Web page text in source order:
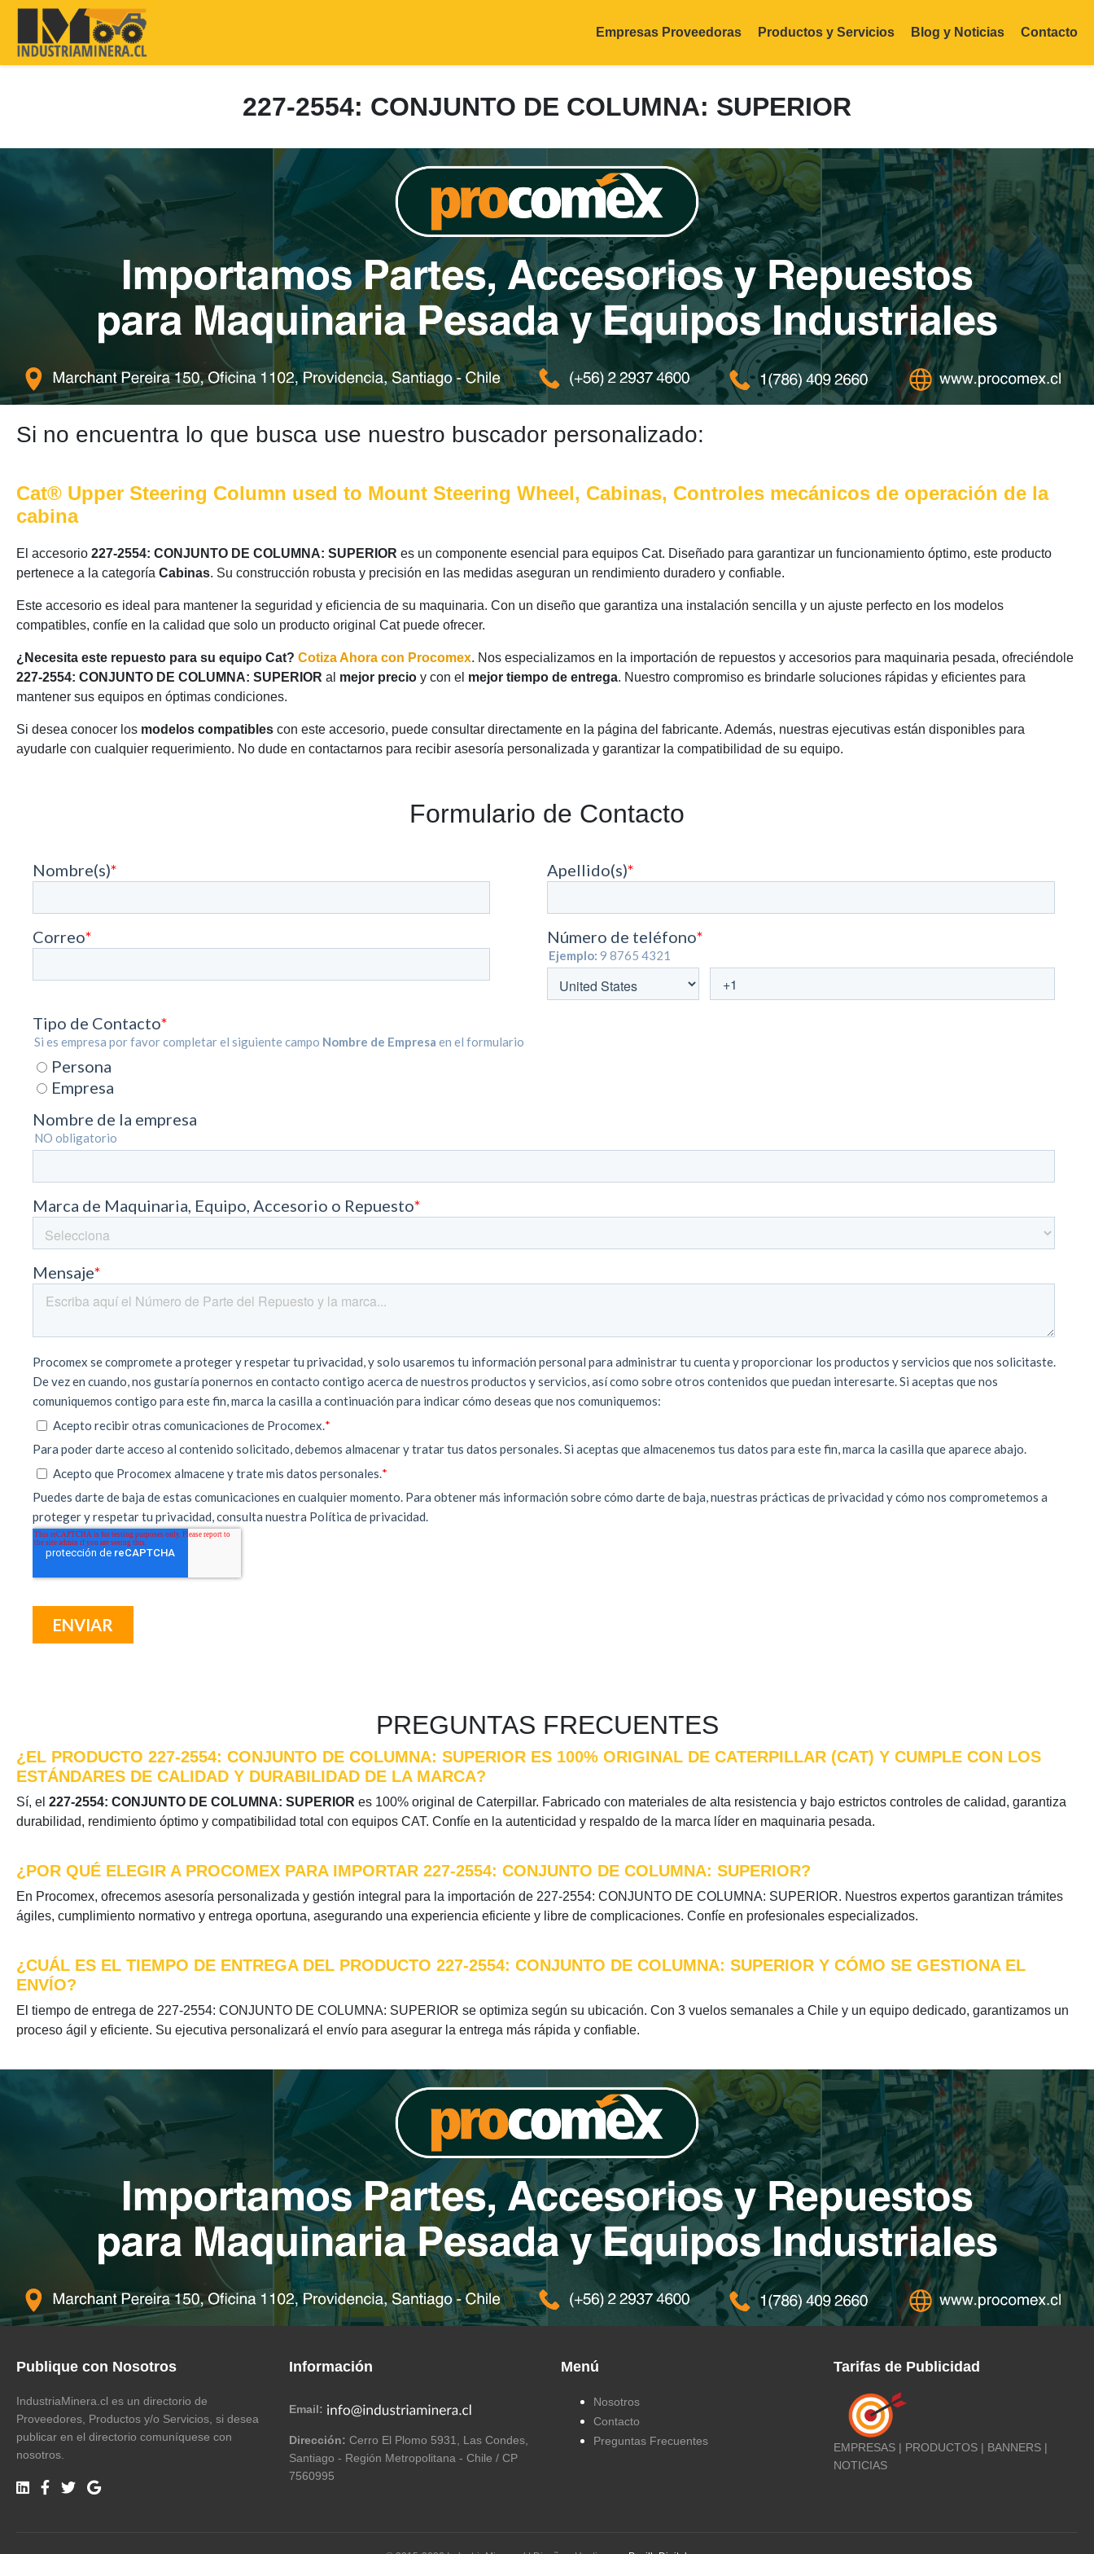
Empresas Proveedoras Productos y Servicios Blog y Noticias Contacto
227-2554: CONJUNTO DE COLUMNA: SUPERIOR
Si no encuentra lo que busca use nuestro buscador personalizado:
Cat® Upper Steering Column used to Mount Steering Wheel, Cabinas, Controles mecánicos de operación de la
cabina
El accesorio 227-2554: CONJUNTO DE COLUMNA: SUPERIOR es un componente esencial para equipos Cat. Diseñado para garantizar un funcionamiento óptimo, este producto
pertenece a la categoría Cabinas. Su construcción robusta y precisión en las medidas aseguran un rendimiento duradero y confiable.
Este accesorio es ideal para mantener la seguridad y eficiencia de su maquinaria. Con un diseño que garantiza una instalación sencilla y un ajuste perfecto en los modelos
compatibles, confíe en la calidad que solo un producto original Cat puede ofrecer.
¿Necesita este repuesto para su equipo Cat? Cotiza Ahora con Procomex. Nos especializamos en la importación de repuestos y accesorios para maquinaria pesada, ofreciéndole
227-2554: CONJUNTO DE COLUMNA: SUPERIOR al mejor precio y con el mejor tiempo de entrega. Nuestro compromiso es brindarle soluciones rápidas y eficientes para
mantener sus equipos en óptimas condiciones.
Si desea conocer los modelos compatibles con este accesorio, puede consultar directamente en la página del fabricante. Además, nuestras ejecutivas están disponibles para
ayudarle con cualquier requerimiento. No dude en contactarnos para recibir asesoría personalizada y garantizar la compatibilidad de su equipo.
Formulario de Contacto
PREGUNTAS FRECUENTES
¿EL PRODUCTO 227-2554: CONJUNTO DE COLUMNA: SUPERIOR ES 100% ORIGINAL DE CATERPILLAR (CAT) Y CUMPLE CON LOS
ESTÁNDARES DE CALIDAD Y DURABILIDAD DE LA MARCA?
Sí, el 227-2554: CONJUNTO DE COLUMNA: SUPERIOR es 100% original de Caterpillar. Fabricado con materiales de alta resistencia y bajo estrictos controles de calidad, garantiza
durabilidad, rendimiento óptimo y compatibilidad total con equipos CAT. Confíe en la autenticidad y respaldo de la marca líder en maquinaria pesada.
¿POR QUÉ ELEGIR A PROCOMEX PARA IMPORTAR 227-2554: CONJUNTO DE COLUMNA: SUPERIOR?
En Procomex, ofrecemos asesoría personalizada y gestión integral para la importación de 227-2554: CONJUNTO DE COLUMNA: SUPERIOR. Nuestros expertos garantizan trámites
ágiles, cumplimiento normativo y entrega oportuna, asegurando una experiencia eficiente y libre de complicaciones. Confíe en profesionales especializados.
¿CUÁL ES EL TIEMPO DE ENTREGA DEL PRODUCTO 227-2554: CONJUNTO DE COLUMNA: SUPERIOR Y CÓMO SE GESTIONA EL
ENVÍO?
El tiempo de entrega de 227-2554: CONJUNTO DE COLUMNA: SUPERIOR se optimiza según su ubicación. Con 3 vuelos semanales a Chile y un equipo dedicado, garantizamos un
proceso ágil y eficiente. Su ejecutiva personalizará el envío para asegurar la entrega más rápida y confiable.
Publique con Nosotros
IndustriaMinera.cl es un directorio de
Proveedores, Productos y/o Servicios, si desea
publicar en el directorio comuníquese con
nosotros.
Información
Email:
Dirección: Cerro El Plomo 5931, Las Condes,
Santiago - Región Metropolitana - Chile / CP
7560995
Menú
Nosotros
Contacto
Preguntas Frecuentes
Tarifas de Publicidad
EMPRESAS | PRODUCTOS | BANNERS |
NOTICIAS